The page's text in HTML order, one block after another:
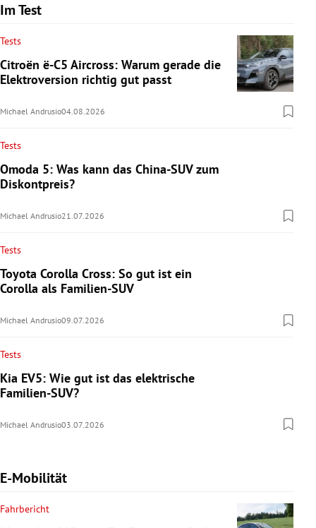
Im Test
Tests
Citroën ë-C5 Aircross: Warum gerade die
Elektroversion richtig gut passt
Michael Andrusio04.08.2026
Tests
Omoda 5: Was kann das China-SUV zum
Diskontpreis?
Michael Andrusio21.07.2026
Tests
Toyota Corolla Cross: So gut ist ein
Corolla als Familien-SUV
Michael Andrusio09.07.2026
Tests
Kia EV5: Wie gut ist das elektrische
Familien-SUV?
Michael Andrusio03.07.2026
E-Mobilität
Fahrbericht